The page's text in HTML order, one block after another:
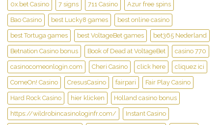
0x.bet Casino 7 signs 711 Casino Azur free spins
Bao Casino best Lucky8 games best online casino
best Tortuga games best VoltageBet games bet365 Nederland
Betnation Casino bonus Book of Dead at VoltageBet casino 770
casinocomeonlogin.com Cheri Casino click here cliquez ici
ComeOn! Casino CresusCasino fairpari Fair Play Casino
Hard Rock Casino hier klicken Holland casino bonus
https://wildrobincasinologinfr.com/ Instant Casino